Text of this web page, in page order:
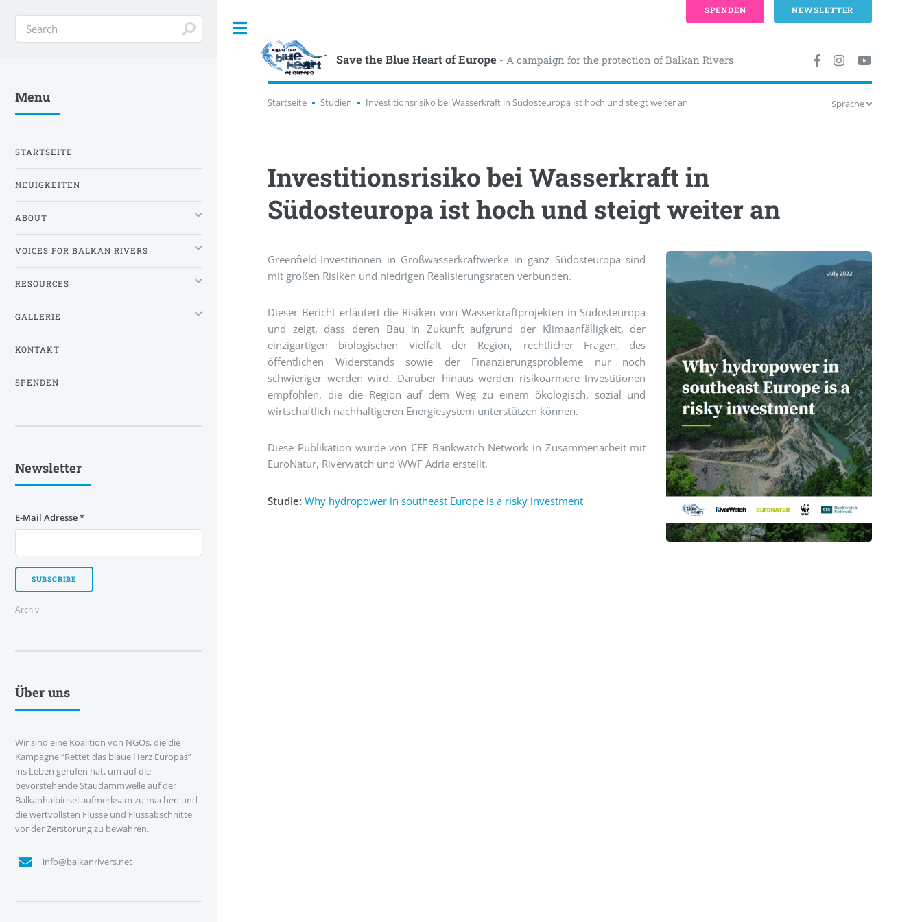
Save the Blue Heart of Europe - A campaign for the protection of Balkan Rivers
Startseite Studien Investitionsrisiko bei Wasserkraft in Südosteuropa ist hoch und steigt weiter an Sprache
Investitionsrisiko bei Wasserkraft in
Südosteuropa ist hoch und steigt weiter an
Greenfield-Investitionen in Großwasserkraftwerke in ganz Südosteuropa sind
mit großen Risiken und niedrigen Realisierungsraten verbunden.
Dieser Bericht erläutert die Risiken von Wasserkraftprojekten in Südosteuropa
und zeigt, dass deren Bau in Zukunft aufgrund der Klimaanfälligkeit, der
einzigartigen biologischen Vielfalt der Region, rechtlicher Fragen, des
öffentlichen Widerstands sowie der Finanzierungsprobleme nur noch
schwieriger werden wird. Darüber hinaus werden risikoärmere Investitionen
empfohlen, die die Region auf dem Weg zu einem ökologisch, sozial und
wirtschaftlich nachhaltigeren Energiesystem unterstützen können.
Diese Publikation wurde von CEE Bankwatch Network in Zusammenarbeit mit
EuroNatur, Riverwatch und WWF Adria erstellt.
Studie:Why hydropower in southeast Europe is a risky investment
Menu
STARTSEITE
NEUIGKEITEN
ABOUT
VOICES FOR BALKAN RIVERS
RESOURCES
GALLERIE
KONTAKT
SPENDEN
Newsletter
E-Mail Adresse*
Archiv
Über uns
Wir sind eine Koalition von NGOs, die die
Kampagne “Rettet das blaue Herz Europas”
ins Leben gerufen hat, um auf die
bevorstehende Staudammwelle auf der
Balkanhalbinsel aufmerksam zu machen und
die wertvollsten Flüsse und Flussabschnitte
vor der Zerstörung zu bewahren.
info@balkanrivers.net
SPENDEN NEWSLETTER